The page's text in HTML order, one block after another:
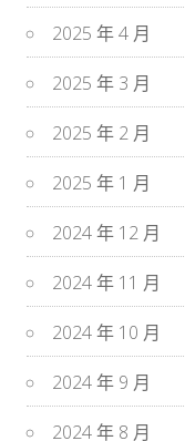
2025 年 4 月
2025 年 3 月
2025 年 2 月
2025 年 1 月
2024 年 12 月
2024 年 11 月
2024 年 10 月
2024 年 9 月
2024 年 8 月